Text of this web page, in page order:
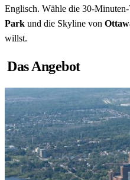
Englisch. Wähle die 30-
Park und die Skyline von
willst.
Das Angebot